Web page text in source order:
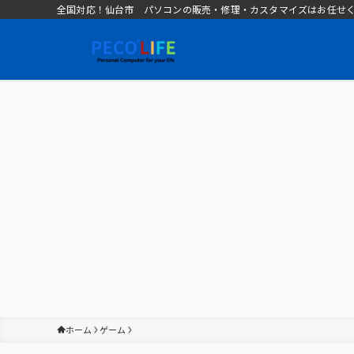
全国対応！仙台市 パソコンの販売・修理・カスタマイズはお任せ
ホーム ゲーム